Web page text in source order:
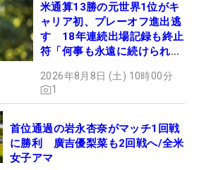
米通算13勝の元世界1位がキ
ャリア初、プレーオフ進出逃
す 18年連続出場記録も終止
符「何事も永遠に続けられな
2026年8月8日 (土) 10時00分
1
首位通過の岩永杏奈がマッチ1回戦
に勝利 廣吉優梨菜も2回戦へ/全米
女子アマ